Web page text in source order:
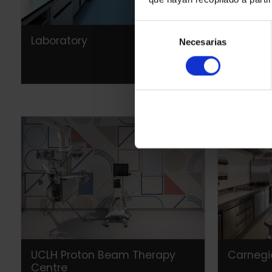
Selección
consentimiento
Necesarias
Laboratory
UCLH Proton Beam Therapy
Centre